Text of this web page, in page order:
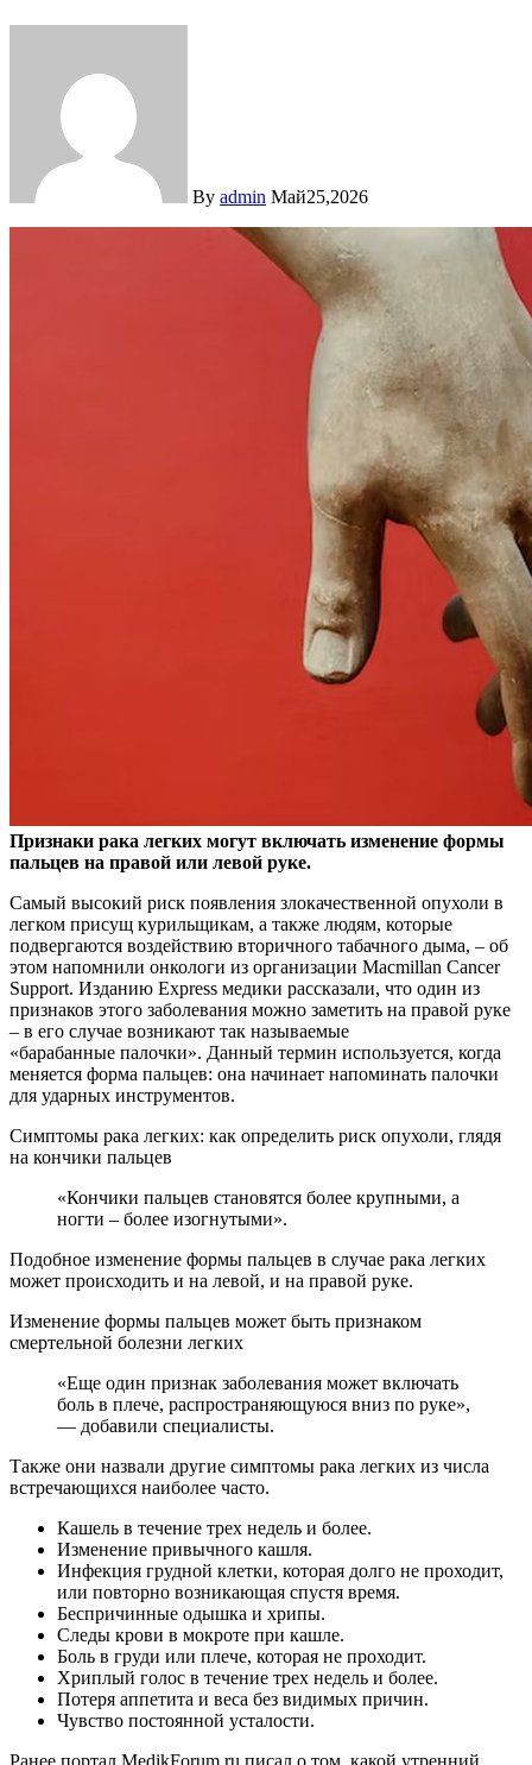
By admin Май25,2026
Признаки рака легких могут включать изменение формы
пальцев на правой или левой руке.
Самый высокий риск появления злокачественной опухоли в
легком присущ курильщикам, а также людям, которые
подвергаются воздействию вторичного табачного дыма, – об
этом напомнили онкологи из организации Macmillan Cancer
Support. Изданию Express медики рассказали, что один из
признаков этого заболевания можно заметить на правой руке
– в его случае возникают так называемые
«барабанные палочки». Данный термин используется, когда
меняется форма пальцев: она начинает напоминать палочки
для ударных инструментов.
Симптомы рака легких: как определить риск опухоли, глядя
на кончики пальцев
«Кончики пальцев становятся более крупными, а
ногти – более изогнутыми».
Подобное изменение формы пальцев в случае рака легких
может происходить и на левой, и на правой руке.
Изменение формы пальцев может быть признаком
смертельной болезни легких
«Еще один признак заболевания может включать
боль в плече, распространяющуюся вниз по руке»,
— добавили специалисты.
Также они назвали другие симптомы рака легких из числа
встречающихся наиболее часто.
Кашель в течение трех недель и более.
Изменение привычного кашля.
Инфекция грудной клетки, которая долго не проходит,
или повторно возникающая спустя время.
Беспричинные одышка и хрипы.
Следы крови в мокроте при кашле.
Боль в груди или плече, которая не проходит.
Хриплый голос в течение трех недель и более.
Потеря аппетита и веса без видимых причин.
Чувство постоянной усталости.
Ранее портал MedikForum.ru писал о том, какой утренний